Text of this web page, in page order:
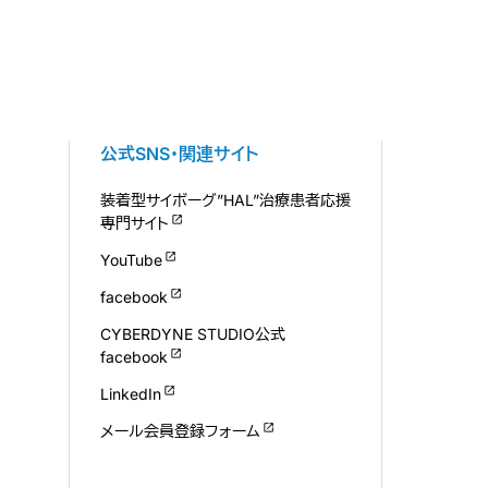
公式SNS・関連サイト
装着型サイボーグ”HAL”治療患者応援
専門サイト
YouTube
facebook
CYBERDYNE STUDIO公式
facebook
LinkedIn
メール会員登録フォーム